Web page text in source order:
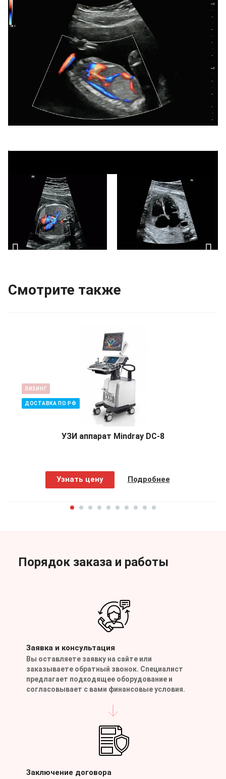
Смотрите также
ЛИЗИНГ
ДОСТАВКА ПО РФ
УЗИ аппарат Mindray DC-8
Узнать цену Подробнее
Порядок заказа и работы
Заявка и консультация
Вы оставляете заявку на сайте или
заказываете обратный звонок. Специалист
предлагает подходящее оборудование и
согласовывает с вами финансовые условия.
Заключение договора